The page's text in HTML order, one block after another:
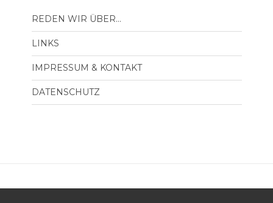
REDEN WIR ÜBER…
LINKS
IMPRESSUM & KONTAKT
DATENSCHUTZ